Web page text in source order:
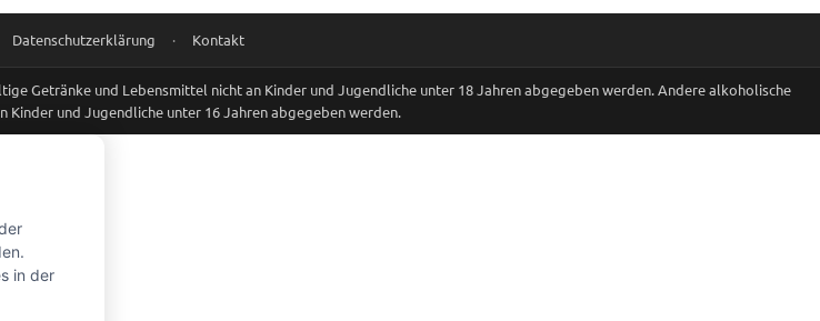
Datenschutzerklärung · Kontakt
Getränke und Lebensmittel nicht an Kinder und Jugendliche unter 18 Jahren abgegeben werden. Andere alkoholische
Kinder und Jugendliche unter 16 Jahren abgegeben werden.
in der